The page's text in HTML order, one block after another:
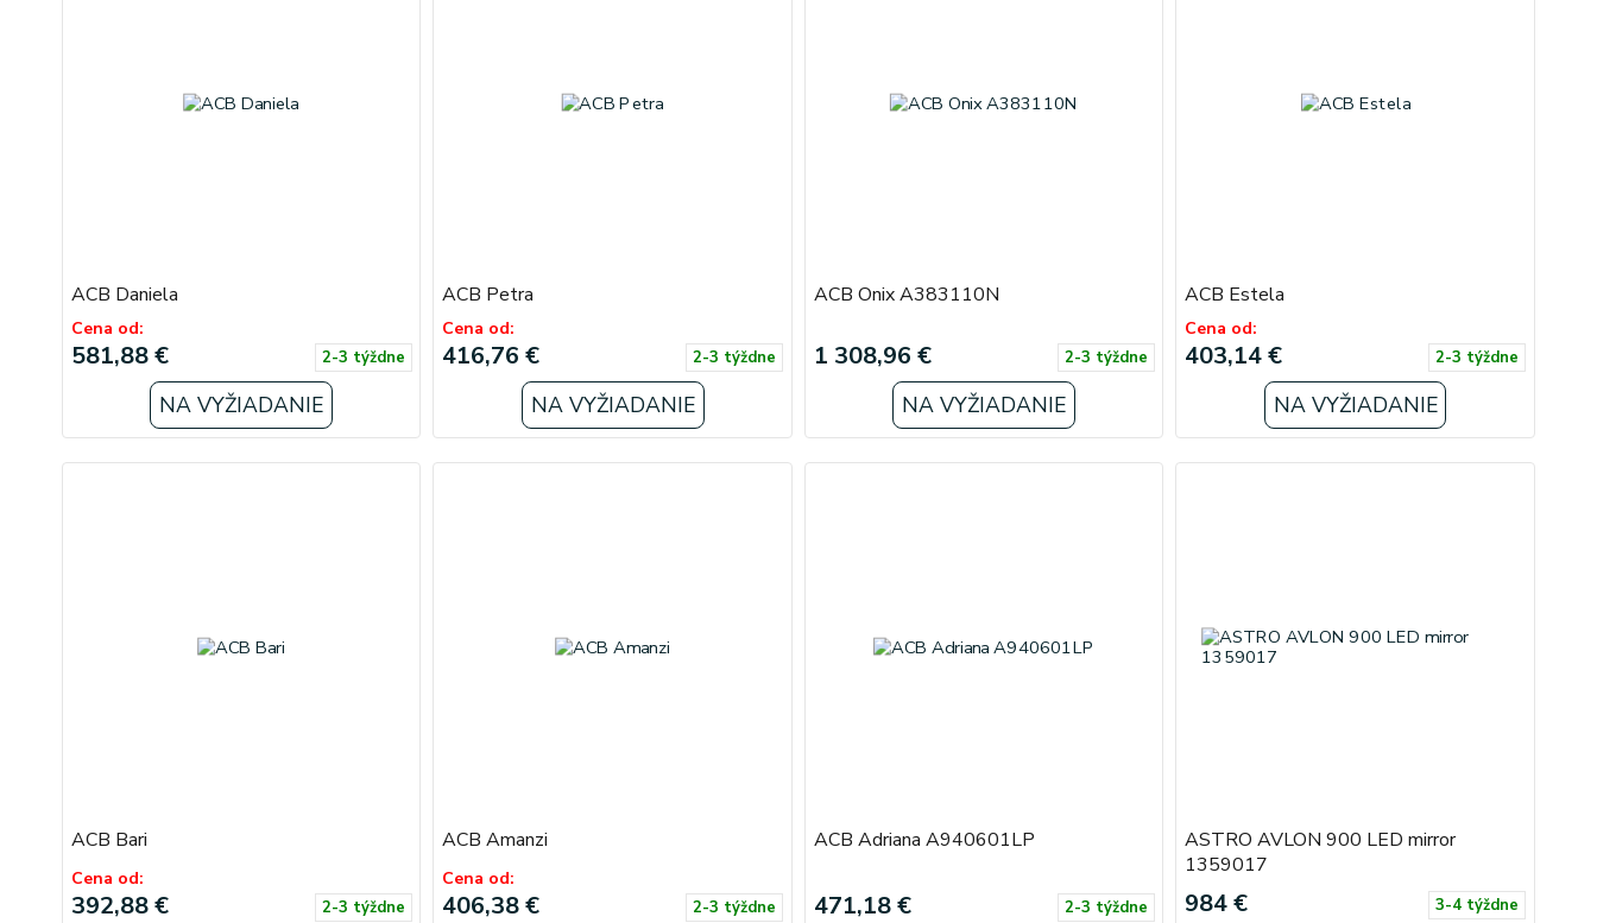
ACB Daniela
Cena od:
581,88 € 2-3 týždne
NA VYŽIADANIE
ACB Petra
Cena od:
416,76 € 2-3 týždne
NA VYŽIADANIE
ACB Onix A383110N
1 308,96 € 2-3 týždne
NA VYŽIADANIE
ACB Estela
Cena od:
403,14 € 2-3 týždne
NA VYŽIADANIE
ACB Bari
Cena od:
392,88 € 2-3 týždne
ACB Amanzi
Cena od:
406,38 € 2-3 týždne
ACB Adriana A940601LP
471,18 € 2-3 týždne
ASTRO AVLON 900 LED mirror
1359017
984 € 3-4 týždne